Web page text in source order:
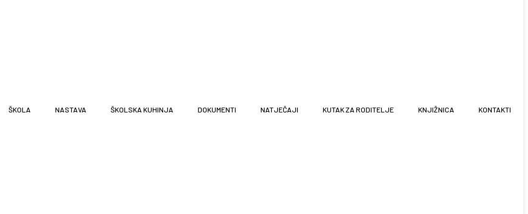
ŠKOLA NASTAVA ŠKOLSKA KUHINJA DOKUMENTI NATJEČAJI KUTAK ZA RODITELJE KNJIŽNICA KONTAKTI